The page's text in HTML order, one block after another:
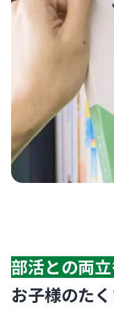
部活との両立
お子様のた